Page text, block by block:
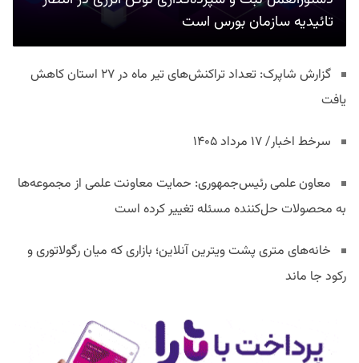
تائیدیه سازمان بورس است
گزارش شاپرک: تعداد تراکنش‌های تیر ماه در ۲۷ استان‌ کاهش
یافت
سرخط اخبار/ ۱۷ مرداد ۱۴۰۵
معاون علمی رئیس‌جمهوری: حمایت معاونت علمی از مجموعه‌ها
به محصولات حل‌کننده مسئله تغییر کرده است
خانه‌های متری پشت ویترین آنلاین؛ بازاری که میان رگولاتوری و
رکود جا ماند